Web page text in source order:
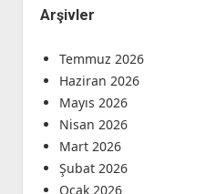
Arşivler
Temmuz 2026
Haziran 2026
Mayıs 2026
Nisan 2026
Mart 2026
Şubat 2026
Ocak 2026